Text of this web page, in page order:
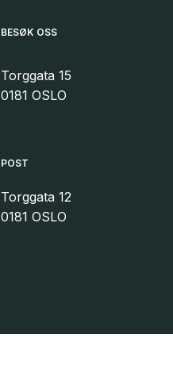
BESØK OSS
Torggata 15
0181 OSLO
POST
Torggata 12
0181 OSLO